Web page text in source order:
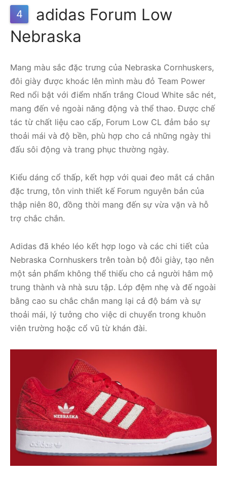
4
adidas Forum Low
Nebraska
Mang màu sắc đặc trưng của Nebraska Cornhuskers,
đôi giày được khoác lên mình màu đỏ Team Power
Red nổi bật với điểm nhấn trắng Cloud White sắc nét,
mang đến vẻ ngoài năng động và thể thao. Được chế
tác từ chất liệu cao cấp, Forum Low CL đảm bảo sự
thoải mái và độ bền, phù hợp cho cả những ngày thi
đấu sôi động và trang phục thường ngày.
Kiểu dáng cổ thấp, kết hợp với quai đeo mắt cá chân
đặc trưng, ​​tôn vinh thiết kế Forum nguyên bản của
thập niên 80, đồng thời mang đến sự vừa vặn và hỗ
trợ chắc chắn.
Adidas đã khéo léo kết hợp logo và các chi tiết của
Nebraska Cornhuskers trên toàn bộ đôi giày, tạo nên
một sản phẩm không thể thiếu cho cả người hâm mộ
trung thành và nhà sưu tập. Lớp đệm nhẹ và đế ngoài
bằng cao su chắc chắn mang lại cả độ bám và sự
thoải mái, lý tưởng cho việc di chuyển trong khuôn
viên trường hoặc cổ vũ từ khán đài.